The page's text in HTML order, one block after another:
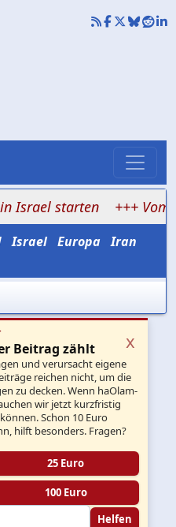
+++ Vom
Israel Europa Iran
Beitrag zählt
und verursacht eigene
reichen nicht, um die
zu decken. Wenn haOlam-
wir jetzt kurzfristig
Schon 10 Euro
hilft besonders. Fragen?
25 Euro
100 Euro
Helfen
x